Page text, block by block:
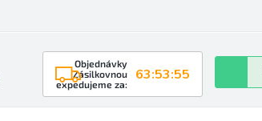
Objednávky
Zásilkovnou
expedujeme za:
63:53:54